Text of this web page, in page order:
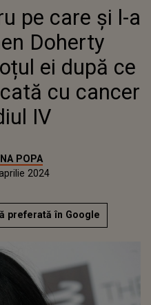
DOHERTY DIVORȚEAZĂ
CE A FOST
CU CANCER ÎN STADIUL
pe care și l-a
Doherty
ei după ce
cu cancer
IV
POPA
2024
preferată în Google